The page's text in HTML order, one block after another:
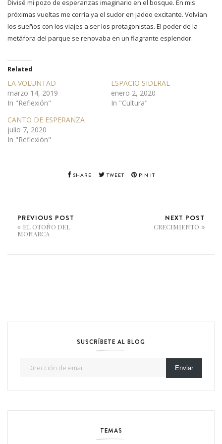
Divisé mi pozo de esperanzas imaginario en el bosque. En mis
próximas vueltas me corría ya el sudor en jadeo excitante. Volvían
los sueños con los viajes a ser los protagonistas. El poder de la
metáfora del parque se renovaba en un flagrante esplendor.
Related
LA VOLUNTAD
marzo 14, 2019
In "Reflexión"
ESPACIO SIDERAL
enero 2, 2020
In "Cultura"
CANTO DE ESPERANZA
julio 7, 2020
In "Reflexión"
SHARE TWEET PIN IT
PREVIOUS POST
EL OTOÑO DEL
MONARCA
NEXT POST
CRECIMIENTO
SUSCRÍBETE AL BLOG
Enviar
TEMAS